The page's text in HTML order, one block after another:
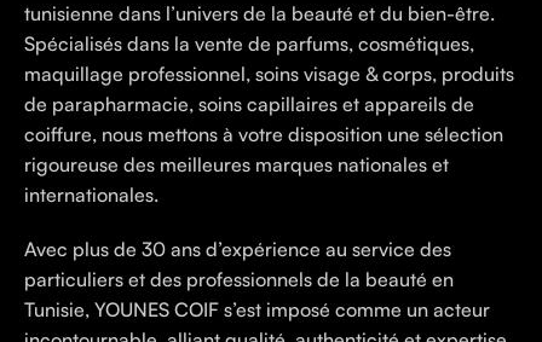
tunisienne dans l’univers de la beauté et du bien-être.
Spécialisés dans la vente de parfums, cosmétiques,
maquillage professionnel, soins visage & corps, produits
de parapharmacie, soins capillaires et appareils de
coiffure, nous mettons à votre disposition une sélection
rigoureuse des meilleures marques nationales et
internationales.
Avec plus de 30 ans d’expérience au service des
particuliers et des professionnels de la beauté en
Tunisie, YOUNES COIF s’est imposé comme un acteur